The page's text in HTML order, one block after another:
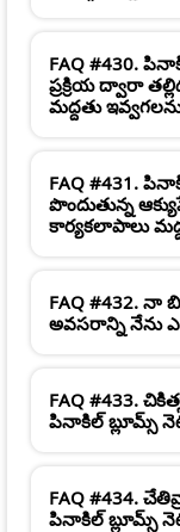
FAQ #430.
ప్రక్రియ ద్వారా
మద్దతు
FAQ #431.
పొందుతున్న
కార్యకలాపాలు
FAQ #432. నా
అవసరాన్ని నేను
FAQ #433.
పినాకిల్ బ్లూమ్స్
FAQ #434.
పినాకిల్ బ్లూమ్స్